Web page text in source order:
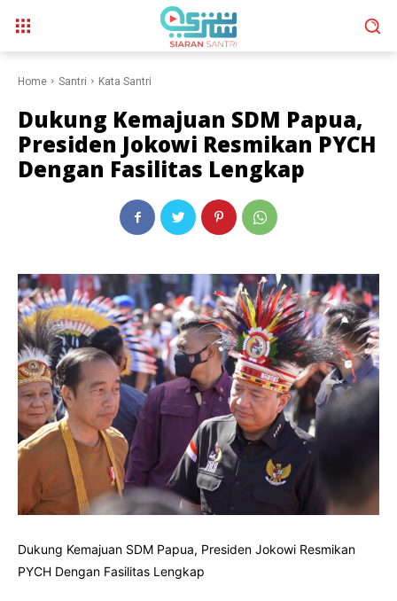
Home Santri Kata Santri
Dukung Kemajuan SDM Papua,
Presiden Jokowi Resmikan PYCH
Dengan Fasilitas Lengkap
Dukung Kemajuan SDM Papua, Presiden Jokowi Resmikan
PYCH Dengan Fasilitas Lengkap